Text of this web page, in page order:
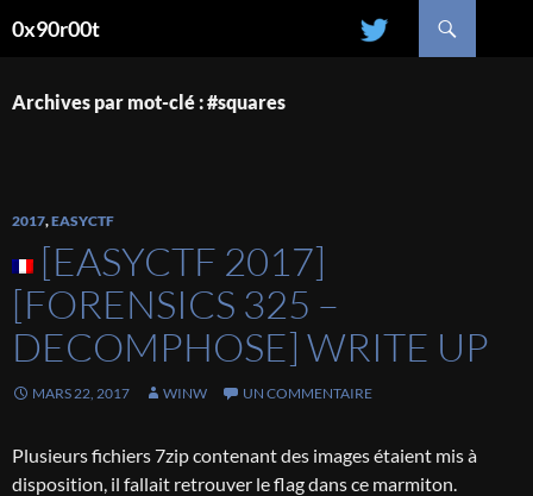
0x90r00t
CONTENU
Archives par mot-clé : #squares
2017,EASYCTF
[EASYCTF 2017]
[FORENSICS 325 –
DECOMPHOSE] WRITE UP
MARS 22, 2017 WINW UN COMMENTAIRE
Plusieurs fichiers 7zip contenant des images étaient mis à
disposition, il fallait retrouver le flag dans ce marmiton.